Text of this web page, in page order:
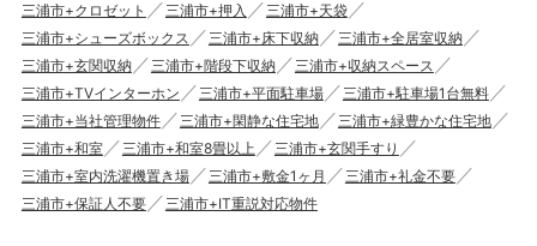
三浦市+クロゼット
三浦市+押入
三浦市+天袋
三浦市+シューズボックス
三浦市+床下収納
三浦市+全居室収納
三浦市+玄関収納
三浦市+階段下収納
三浦市+収納スペース
三浦市+TVインターホン
三浦市+平面駐車場
三浦市+駐車場1台無料
三浦市+当社管理物件
三浦市+閑静な住宅地
三浦市+緑豊かな住宅地
三浦市+和室
三浦市+和室8畳以上
三浦市+玄関手すり
三浦市+室内洗濯機置き場
三浦市+敷金1ヶ月
三浦市+礼金不要
三浦市+保証人不要
三浦市+IT重説対応物件